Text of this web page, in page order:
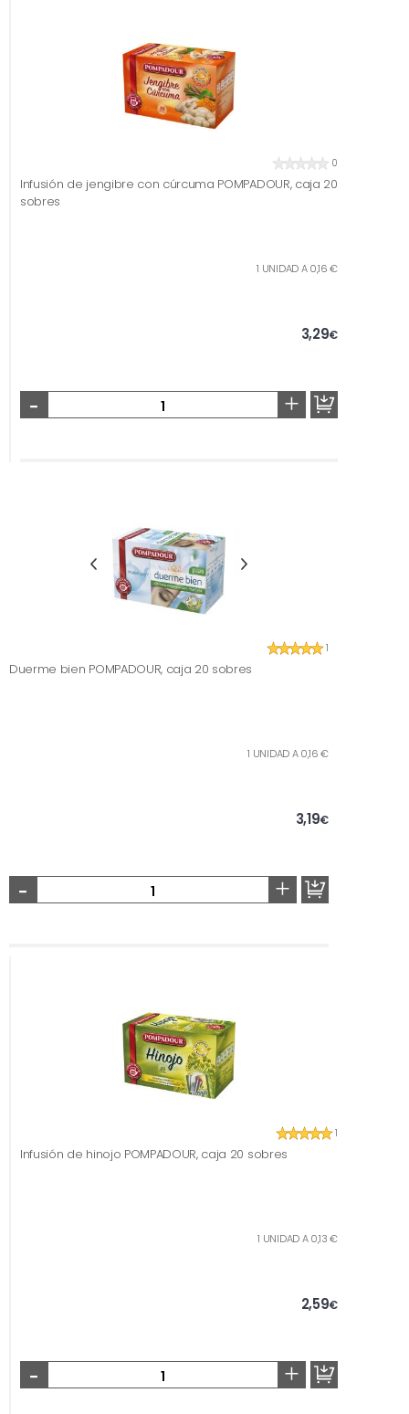
0
Infusión de jengibre con cúrcuma POMPADOUR, caja 20
sobres
1 UNIDAD A 0,16 €
3,29€
- +
1
Duerme bien POMPADOUR, caja 20 sobres
1 UNIDAD A 0,16 €
3,19€
- +
1
Infusión de hinojo POMPADOUR, caja 20 sobres
1 UNIDAD A 0,13 €
2,59€
- +